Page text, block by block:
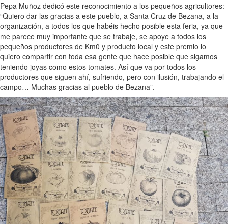
Pepa Muñoz dedicó este reconocimiento a los pequeños agricultores:
“Quiero dar las gracias a este pueblo, a Santa Cruz de Bezana, a la
organización, a todos los que habéis hecho posible esta feria, ya que
me parece muy importante que se trabaje, se apoye a todos los
pequeños productores de Km0 y producto local y este premio lo
quiero compartir con toda esa gente que hace posible que sigamos
teniendo joyas como estos tomates. Así que va por todos los
productores que siguen ahí, sufriendo, pero con ilusión, trabajando el
campo… Muchas gracias al pueblo de Bezana”.